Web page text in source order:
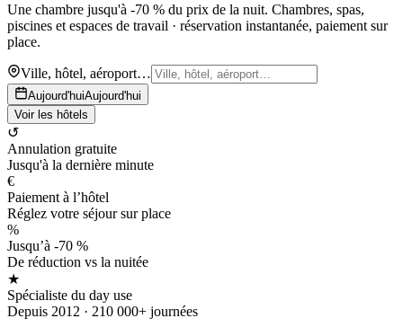
Une chambre jusqu'à -70 % du prix de la nuit. Chambres, spas,
piscines et espaces de travail · réservation instantanée, paiement sur
place.
Ville, hôtel, aéroport…
Aujourd'huiAujourd'hui
Voir les hôtels
↺
Annulation gratuite
Jusqu'à la dernière minute
€
Paiement à l’hôtel
Réglez votre séjour sur place
%
Jusqu’à -70 %
De réduction vs la nuitée
★
Spécialiste du day use
Depuis 2012 · 210 000+ journées